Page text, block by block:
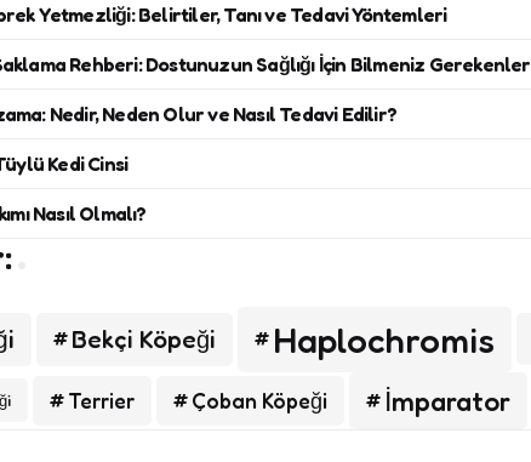
Yetmezliği: Belirtiler, Tanı ve Tedavi Yöntemleri
Rehberi: Dostunuzun Sağlığı İçin Bilmeniz Gerekenler
Nedir, Neden Olur ve Nasıl Tedavi Edilir?
Kedi Cinsi
Nasıl Olmalı?
Bekçi Köpeği Haplochromis
Terrier Çoban Köpeği İmparator